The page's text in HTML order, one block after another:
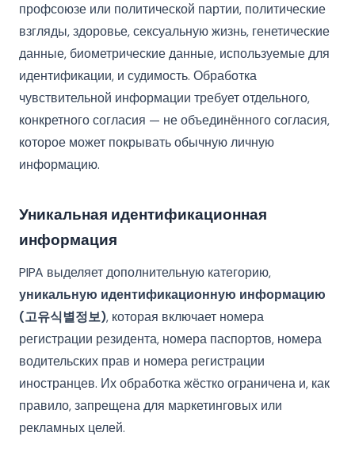
профсоюзе или политической партии, политические
взгляды, здоровье, сексуальную жизнь, генетические
данные, биометрические данные, используемые для
идентификации, и судимость. Обработка
чувствительной информации требует отдельного,
конкретного согласия — не объединённого согласия,
которое может покрывать обычную личную
информацию.
Уникальная идентификационная
информация
PIPA выделяет дополнительную категорию,
уникальную идентификационную информацию
(고유식별정보), которая включает номера
регистрации резидента, номера паспортов, номера
водительских прав и номера регистрации
иностранцев. Их обработка жёстко ограничена и, как
правило, запрещена для маркетинговых или
рекламных целей.